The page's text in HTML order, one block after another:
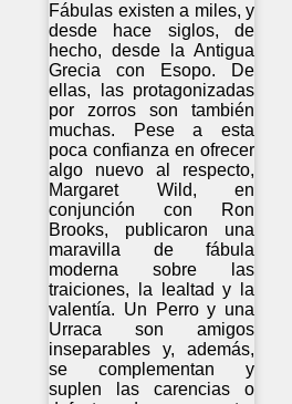
Fábulas existen a miles, y
desde hace siglos, de
hecho, desde la Antigua
Grecia con Esopo. De
ellas, las protagonizadas
por zorros son también
muchas. Pese a esta
poca confianza en ofrecer
algo nuevo al respecto,
Margaret Wild, en
conjunción con Ron
Brooks, publicaron una
maravilla de fábula
moderna sobre las
traiciones, la lealtad y la
valentía. Un Perro y una
Urraca son amigos
inseparables y, además,
se complementan y
suplen las carencias o